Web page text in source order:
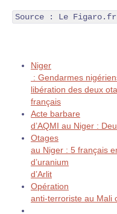
Source : Le Figaro.fr
Niger
: Gendarmes
libération des deux
français
Acte barbare
d’AQMI au Niger :
Otages
au Niger : 5 français
d’uranium
d’Arlit
Opération
anti-terroriste au Mali